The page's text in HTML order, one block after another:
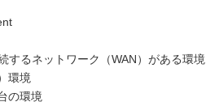
するネットワーク（WAN）がある環境
環境
の環境